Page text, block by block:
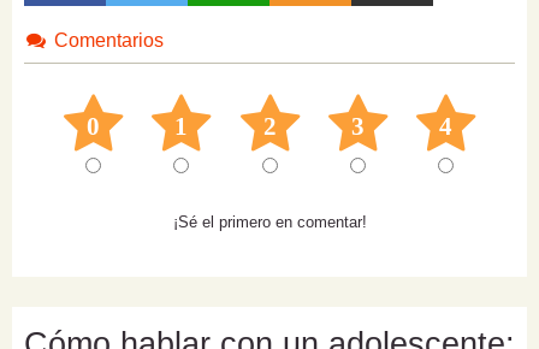
Comentarios
0 1 2 3 4
¡Sé el primero en comentar!